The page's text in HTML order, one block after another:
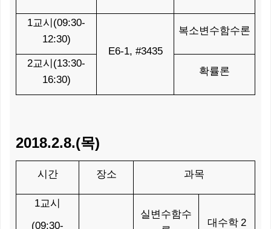
1교시 (09:30-
12:30)
E6-1, #3435
복소변수함수론
2교시 (13:30-
16:30)
확률론
2018.2.8.(목)
시간 장소 과목
1교시
(09:30-
실변수함수
대수학 2